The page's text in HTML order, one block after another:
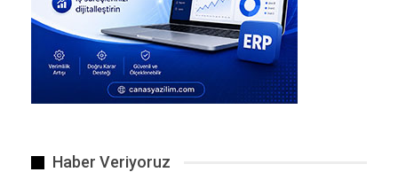
Transistörler, lazerler ve atom saatleri gibi
dönüştürücü buluşların ardından, kuantum
dolanıklık şimdi “ikinci kuantum devrimi” olarak
adlandırılan yeni bir yenilik dalgasını
daha da yaklaştırıyor.
Haber Veriyoruz